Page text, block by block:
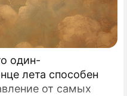
один-
лета способен
от самых